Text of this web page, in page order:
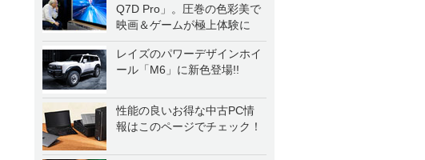
Q7D Pro」。圧巻の色彩美で
映画＆ゲームが極上体験に
レイズのパワーデザインホイ
ール「M6」に新色登場!!
性能の良いお得な中古PC情
報はこのページでチェック！